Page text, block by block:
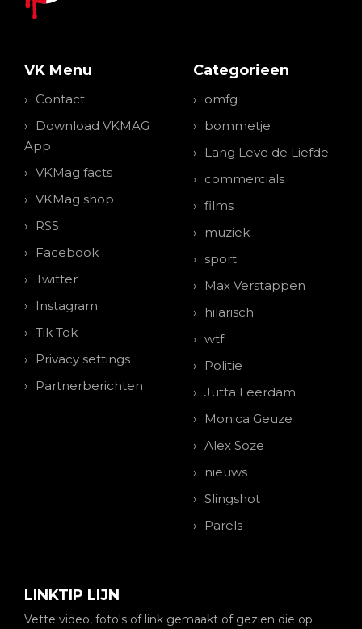
VK Menu
Contact
Download VKMAG
App
VKMag facts
VKMag shop
RSS
Facebook
Twitter
Instagram
Tik Tok
Privacy settings
Partnerberichten
Categorieen
omfg
bommetje
Lang Leve de Liefde
commercials
films
muziek
sport
Max Verstappen
hilarisch
wtf
Politie
Jutta Leerdam
Monica Geuze
Alex Soze
nieuws
Slingshot
Parels
LINKTIP LIJN
Vette video, foto's of link gemaakt of gezien die op